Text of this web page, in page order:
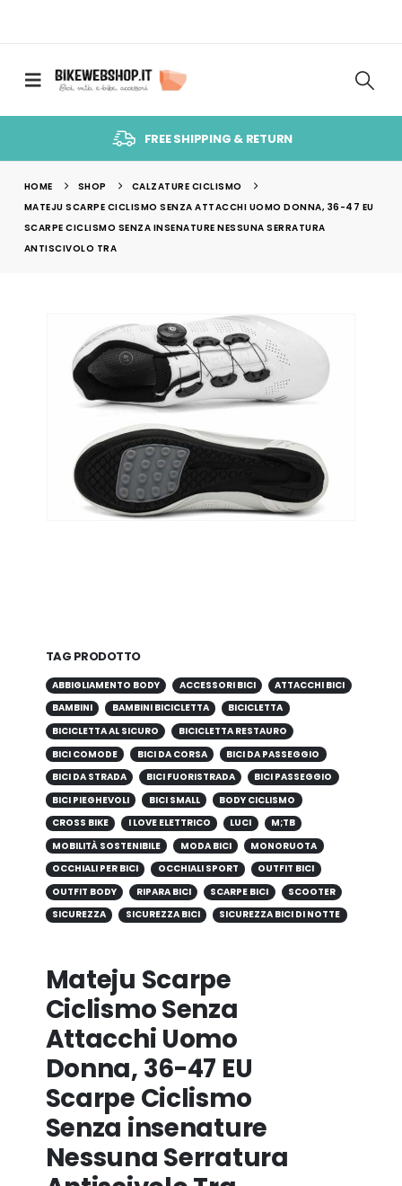
FREE SHIPPING & RETURN
HOME SHOP
CALZATURE CICLISMO
MATEJU SCARPE CICLISMO SENZA ATTACCHI UOMO DONNA, 36-47 EU
SCARPE CICLISMO SENZA INSENATURE NESSUNA SERRATURA
ANTISCIVOLO TRA
TAG PRODOTTO
ABBIGLIAMENTO BODY ACCESSORI BICI
ATTACCHI BICI
BAMBINI
BAMBINI BICICLETTA
BICICLETTA
BICICLETTA AL SICURO
BICICLETTA RESTAURO
BICI COMODE
BICI DA CORSA
BICI DA PASSEGGIO
BICI DA STRADA
BICI FUORISTRADA
BICI PASSEGGIO
BICI PIEGHEVOLI
BICI SMALL
BODY CICLISMO
CROSS BIKE
I LOVE ELETTRICO LUCI
M;TB
MOBILITÀ SOSTENIBILE
MODA BICI
MONORUOTA
OCCHIALI PER BICI
OCCHIALI SPORT
OUTFIT BICI
OUTFIT BODY
RIPARA BICI SCARPE BICI
SCOOTER
SICUREZZA
SICUREZZA BICI SICUREZZA BICI DI NOTTE
Mateju Scarpe
Ciclismo Senza
Attacchi Uomo
Donna, 36-47 EU
Scarpe Ciclismo
Senza insenature
Nessuna Serratura